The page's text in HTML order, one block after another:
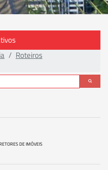
Roteiros
DE IMÓVEIS